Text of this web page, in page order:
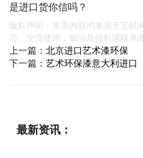
是进口货你信吗？
版权声明：本页内容均来源于互联
习、交流使用，如涉及侵权请联系
上一篇： 北京进口艺术漆环保
下一篇： 艺术环保漆意大利进口
最新资讯：